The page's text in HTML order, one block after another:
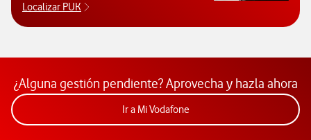
Localizar PUK
Para poder consultar el código PUK y
¿Alguna gestión pendiente? Aprovecha y hazla ahora
Ir a Mi VodafoneAcceder a la app Mi